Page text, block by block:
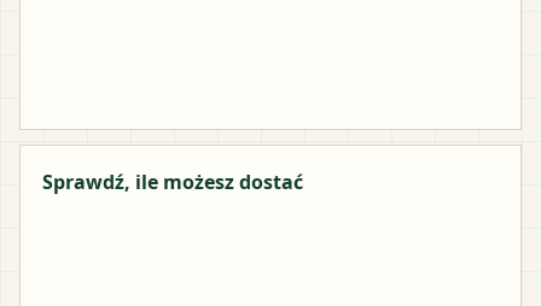
Sprawdź, ile możesz dostać